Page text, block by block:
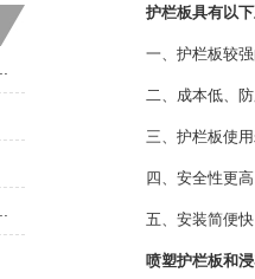
护栏板具有以下
一、护栏板较强
二、成本低、防
三、护栏板使用
四、安全性更高
五、安装简便快
喷塑护栏板和浸